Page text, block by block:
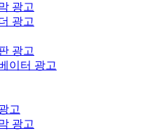
광고
광고
광고
이터 광고
고
광고